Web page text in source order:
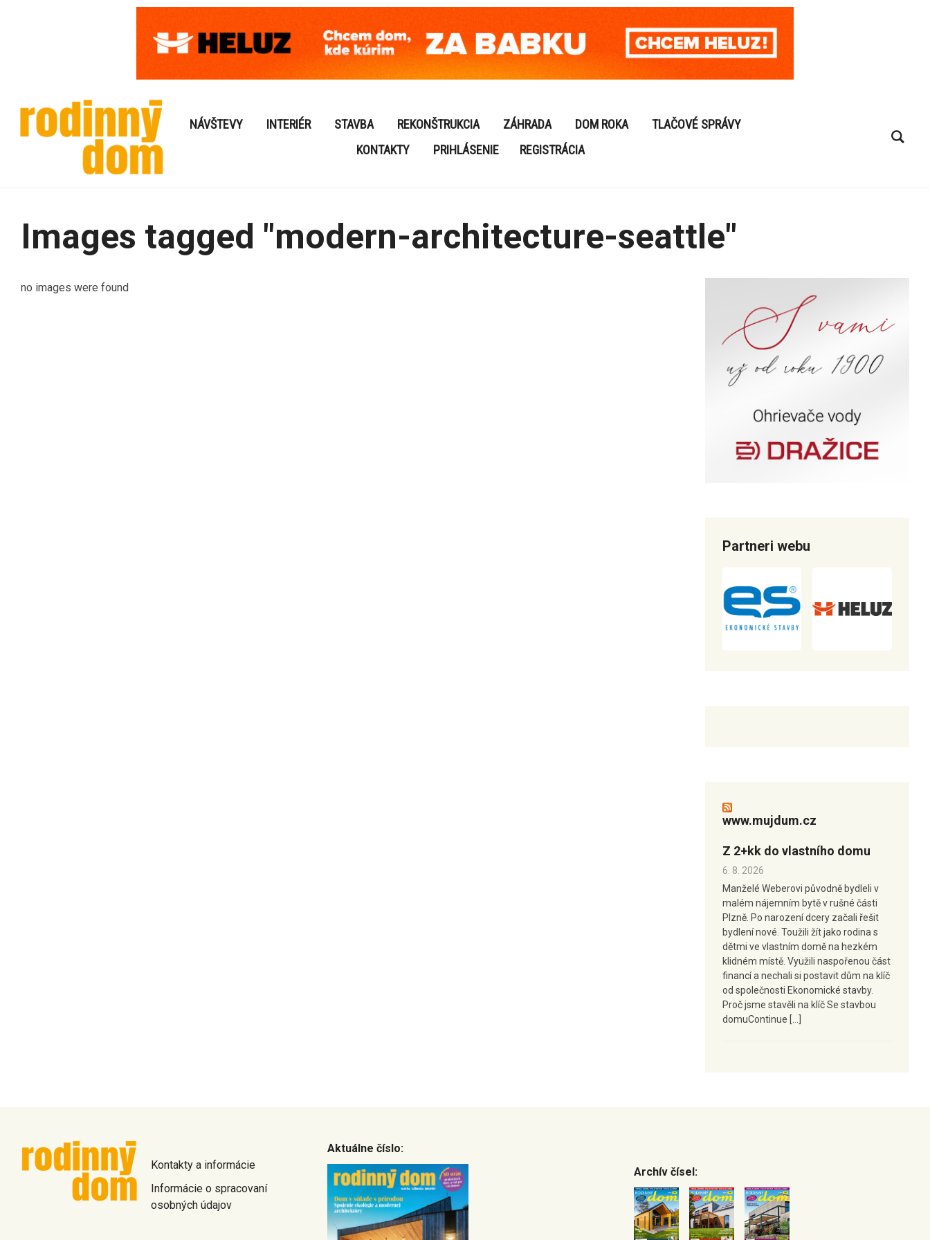
NÁVŠTEVY INTERIÉR STAVBA REKONŠTRUKCIA ZÁHRADA DOM ROKA
TLAČOVÉ SPRÁVY
KONTAKTY
PRIHLÁSENIE REGISTRÁCIA
Images tagged "modern-architecture-seattle"
no images were found
Partneri webu
www.mujdum.cz
Z 2+kk do vlastního domu
6. 8. 2026
Manželé Weberovi původně bydleli v
malém nájemním bytě v rušné části
Plzně. Po narození dcery začali řešit
bydlení nové. Toužili žít jako rodina s
dětmi ve vlastním domě na hezkém
klidném místě. Využili naspořenou část
financí a nechali si postavit dům na klíč
od společnosti Ekonomické stavby.
Proč jsme stavěli na klíč Se stavbou
domuContinue […]
Kontakty a informácie
Informácie o spracovaní
osobných údajov
Aktuálne číslo:
Archív čísel: